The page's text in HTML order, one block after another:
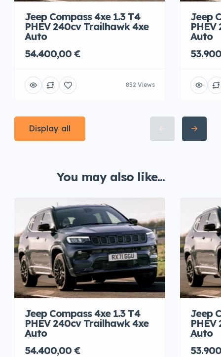
Jeep Compass 4xe 1.3 T4
PHEV 240cv Trailhawk 4xe
Auto
54.400,00 €
852 Views
Jeep
Auto
Display all
You may also like...
Jeep Compass 4xe 1.3 T4
PHEV 240cv Trailhawk 4xe
Auto
54.400,00 €
Jeep
Auto